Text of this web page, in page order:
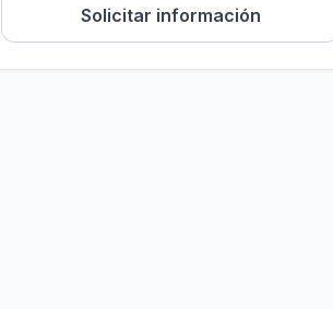
Solicitar información